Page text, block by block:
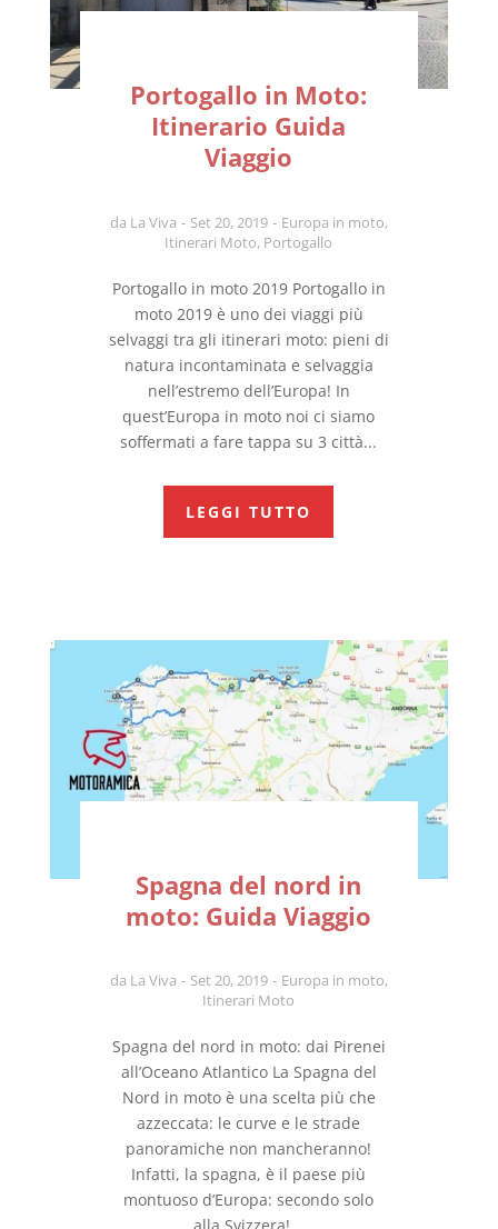
Portogallo in Moto:
Itinerario Guida
Viaggio
da La Viva Set 20, 2019 Europa in moto,
Itinerari Moto, Portogallo
Portogallo in moto 2019 Portogallo in
moto 2019 è uno dei viaggi più
selvaggi tra gli itinerari moto: pieni di
natura incontaminata e selvaggia
nell’estremo dell’Europa! In
quest’Europa in moto noi ci siamo
soffermati a fare tappa su 3 città...
LEGGI TUTTO
Spagna del nord in
moto: Guida Viaggio
da La Viva Set 20, 2019 Europa in moto,
Itinerari Moto
Spagna del nord in moto: dai Pirenei
all’Oceano Atlantico La Spagna del
Nord in moto è una scelta più che
azzeccata: le curve e le strade
panoramiche non mancheranno!
Infatti, la spagna, è il paese più
montuoso d’Europa: secondo solo